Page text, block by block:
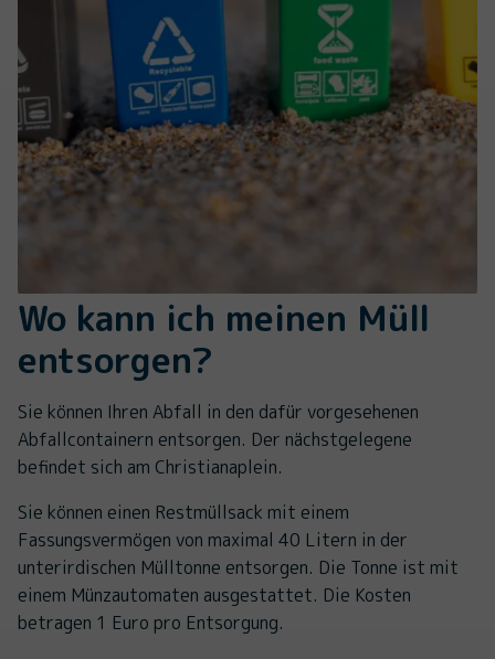
Wo kann ich meinen Müll
entsorgen?
Sie können Ihren Abfall in den dafür vorgesehenen
Abfallcontainern entsorgen. Der nächstgelegene
befindet sich am Christianaplein.
Sie können einen Restmüllsack mit einem
Fassungsvermögen von maximal 40 Litern in der
unterirdischen Mülltonne entsorgen. Die Tonne ist mit
einem Münzautomaten ausgestattet. Die Kosten
betragen 1 Euro pro Entsorgung.